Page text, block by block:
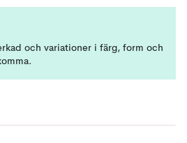
och variationer i färg, form och